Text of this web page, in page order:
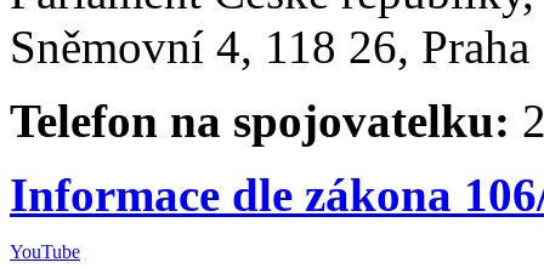
Sněmovní 4, 118 26,
Telefon na spojovatelku:
Informace dle zákona
YouTube